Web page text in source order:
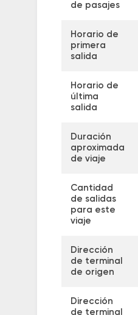
de pasajes
Horario de
primera
salida
Horario de
última
salida
Duración
aproximada
de viaje
Cantidad
de salidas
para este
viaje
Dirección
de terminal
de origen
Dirección
de terminal